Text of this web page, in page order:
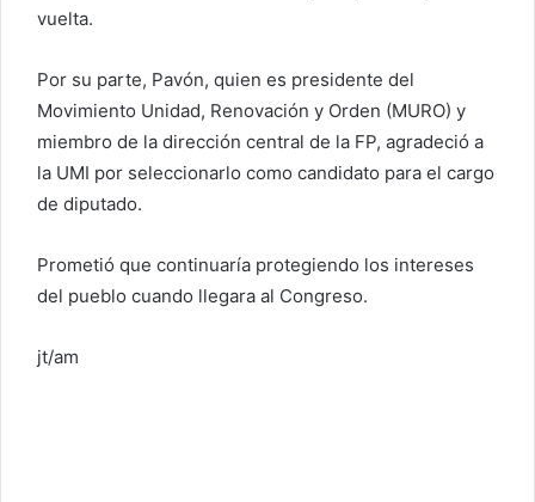
vuelta.
Por su parte, Pavón, quien es presidente del
Movimiento Unidad, Renovación y Orden (MURO) y
miembro de la dirección central de la FP, agradeció a
la UMI por seleccionarlo como candidato para el cargo
de diputado.
Prometió que continuaría protegiendo los intereses
del pueblo cuando llegara al Congreso.
jt/am